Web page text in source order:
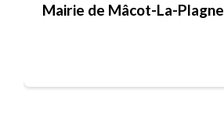
Mairie de Mâcot-La-Plagne